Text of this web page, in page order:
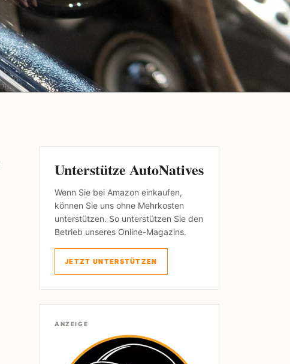
Unterstütze AutoNatives
Wenn Sie bei Amazon einkaufen,
können Sie uns ohne Mehrkosten
unterstützen. So unterstützen Sie den
Betrieb unseres Online-Magazins.
JETZT UNTERSTÜTZEN
ANZEIGE